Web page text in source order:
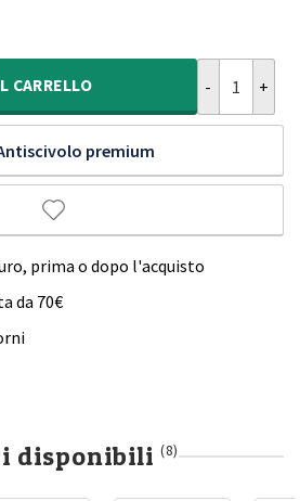
200,00€.
124,90€.
CARRELLO
premium
prima o dopo l'acquisto
da 70€
disponibili (8)